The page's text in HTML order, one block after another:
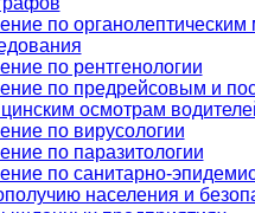
по органолептическим
по рентгенологии
по предрейсовым и
осмотрам
по вирусологии
по паразитологии
по санитарно-
населения и